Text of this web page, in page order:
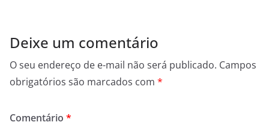
Deixe um comentário
O seu endereço de e-mail não será publicado. Campos
obrigatórios são marcados com *
Comentário *